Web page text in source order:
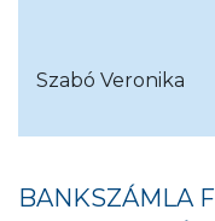
Szabó Veronika
BANKSZÁMLA